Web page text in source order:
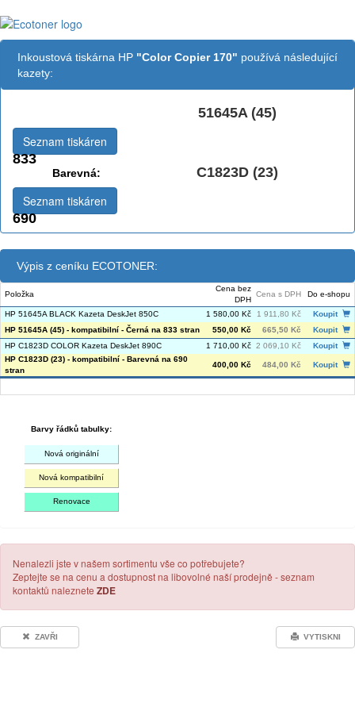
Inkoustová tiskárna HP "Color Copier 170" používá následující
kazety:
51645A (45)
833
Seznam tiskáren
Barevná: C1823D (23)
690
Seznam tiskáren
Výpis z ceníku ECOTONER:
Položka
Cena bez
DPH
Cena s DPH Do e-shopu
HP 51645A BLACK Kazeta DeskJet 850C 1 580,00 Kč 1 911,80 Kč
Koupit
HP 51645A (45) - kompatibilní - Černá na 833 stran
550,00 Kč 665,50 Kč
Koupit
HP C1823D COLOR Kazeta DeskJet 890C
1 710,00 Kč 2 069,10 Kč
Koupit
HP C1823D (23) - kompatibilní - Barevná na 690
stran
400,00 Kč 484,00 Kč Koupit
Barvy řádků tabulky:
Nová originální
Nová kompatibilní
Renovace
Nenalezli jste v našem sortimentu vše co potřebujete?
Zeptejte se na cenu a dostupnost na libovolné naší prodejně - seznam
kontaktů naleznete ZDE
ZAVŘI VYTISKNI